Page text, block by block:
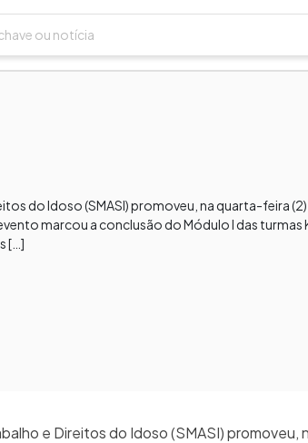
do Idoso (SMASI) promoveu, na quarta-feira
marcou a conclusão do Módulo I das turmas
[…]
e Direitos do Idoso (SMASI) promoveu,